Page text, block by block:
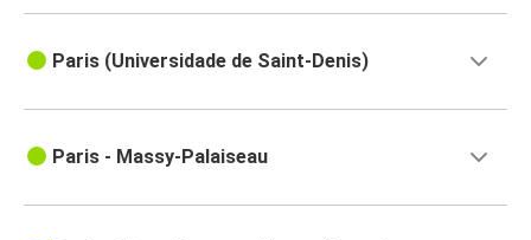
Paris (Universidade de Saint-Denis)
Paris - Massy-Palaiseau